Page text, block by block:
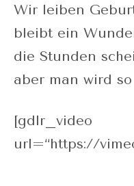
Wir leiben
bleibt ein
die Stunden
aber man wird
[gdlr_video
url=“https://